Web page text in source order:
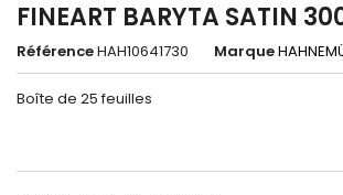
FINEART BARYTA SATIN
RéférenceHAH10641730 Marque
Boîte de 25 feuilles